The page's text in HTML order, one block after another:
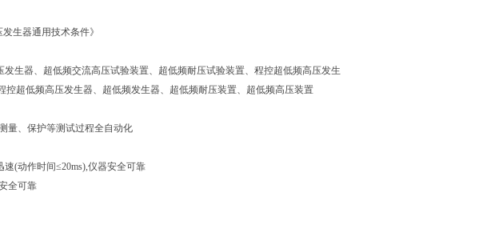
生器通用技术条件》
生器、超低频交流高压试验装置、超低频耐压试验装置、程控超低频高压发生
控超低频高压发生器、超低频发生器、超低频耐压装置、超低频高压装置
量、保护等测试过程全自动化
(动作时间≤20ms),仪器安全可靠
全可靠